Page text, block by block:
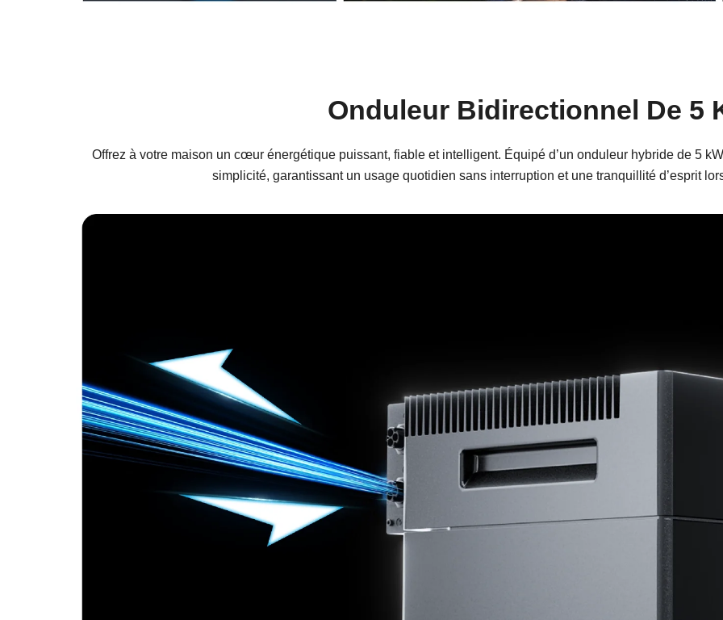
Onduleur Bidirectionnel De 5
Offrez à votre maison un cœur énergétique puissant, fiable et intelligent. Équipé d’un onduleur hybride de 5
simplicité, garantissant un usage quotidien sans interruption et une tranquillité d’esprit